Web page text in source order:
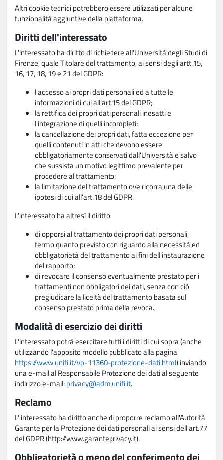
Altri cookie tecnici potrebbero essere utilizzati per alcune
funzionalità aggiuntive della piattaforma.
Diritti dell'interessato
L'interessato ha diritto di richiedere all'Università degli Studi di
Firenze, quale Titolare del trattamento, ai sensi degli artt.15,
16, 17, 18, 19 e 21 del GDPR:
l'accesso ai propri dati personali ed a tutte le
informazioni di cui all'art.15 del GDPR;
la rettifica dei propri dati personali inesatti e
l'integrazione di quelli incompleti;
la cancellazione dei propri dati, fatta eccezione per
quelli contenuti in atti che devono essere
obbligatoriamente conservati dall'Università e salvo
che sussista un motivo legittimo prevalente per
procedere al trattamento;
la limitazione del trattamento ove ricorra una delle
ipotesi di cui all'art.18 del GDPR.
L'interessato ha altresì il diritto:
di opporsi al trattamento dei propri dati personali,
fermo quanto previsto con riguardo alla necessità ed
obbligatorietà del trattamento ai fini dell'instaurazione
del rapporto;
di revocare il consenso eventualmente prestato per i
trattamenti non obbligatori dei dati, senza con ciò
pregiudicare la liceità del trattamento basata sul
consenso prestato prima della revoca.
Modalità di esercizio dei diritti
L'interessato potrà esercitare tutti i diritti di cui sopra (anche
utilizzando l'apposito modello pubblicato alla pagina
https://www.unifi.it/vp-11360-protezione-dati.html) inviando
una e-mail al Responsabile Protezione dei dati al seguente
indirizzo e-mail:privacy@adm.unifi.it.
Reclamo
L' interessato ha diritto anche di proporre reclamo all'Autorità
Garante per la Protezione dei dati personali ai sensi dell'art.77
del GDPR (http://www.garanteprivacy.it).
Obbligatorietà o meno del conferimento dei